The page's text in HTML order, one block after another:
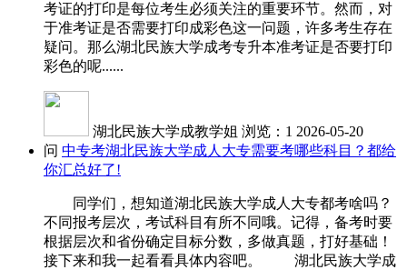
考证的打印是每位考生必须关注的重要环节。然而，对
于准考证是否需要打印成彩色这一问题，许多考生存在
疑问。那么湖北民族大学成考专升本准考证是否要打印
彩色的呢......
湖北民族大学成教学姐 浏览：1 2026-05-20
问 中专考湖北民族大学成人大专需要考哪些科目？都给
你汇总好了!
同学们，想知道湖北民族大学成人大专都考啥吗？
不同报考层次，考试科目有所不同哦。记得，备考时要
根据层次和省份确定目标分数，多做真题，打好基础！
接下来和我一起看看具体内容吧。 湖北民族大学成